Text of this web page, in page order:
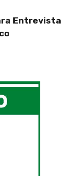
Entrevista